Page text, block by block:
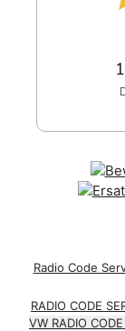
Radio Code
RADIO CODE
VW RADIO CODE